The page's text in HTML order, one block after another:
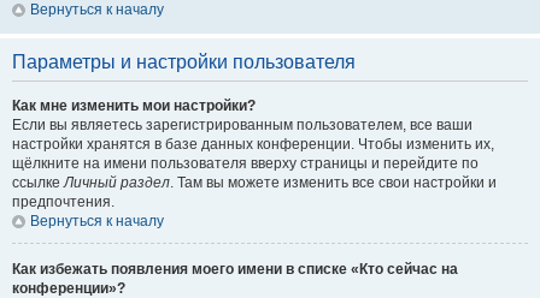
Вернуться к началу
Параметры и настройки пользователя
Как мне изменить мои настройки?
Если вы являетесь зарегистрированным пользователем, все ваши
настройки хранятся в базе данных конференции. Чтобы изменить их,
щёлкните на имени пользователя вверху страницы и перейдите по
ссылкеЛичный раздел. Там вы можете изменить все свои настройки и
предпочтения.
Вернуться к началу
Как избежать появления моего имени в списке «Кто сейчас на
конференции»?